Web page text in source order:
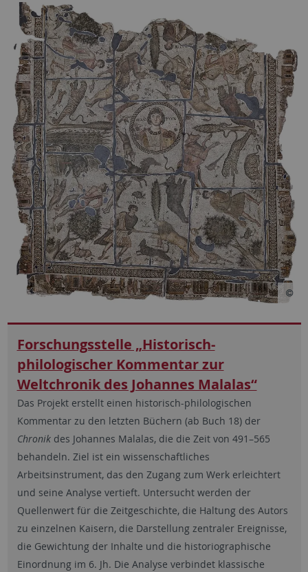
Forschungsstelle „Historisch-
philologischer Kommentar zur
Weltchronik des Johannes Malalas“
Das Projekt erstellt einen historisch-philologischen
Kommentar zu den letzten Büchern (ab Buch 18) der
Chronikdes Johannes Malalas, die die Zeit von 491–565
behandeln. Ziel ist ein wissenschaftliches
Arbeitsinstrument, das den Zugang zum Werk erleichtert
und seine Analyse vertieft. Untersucht werden der
Quellenwert für die Zeitgeschichte, die Haltung des Autors
zu einzelnen Kaisern, die Darstellung zentraler Ereignisse,
die Gewichtung der Inhalte und die historiographische
Einordnung im 6. Jh. Die Analyse verbindet klassische